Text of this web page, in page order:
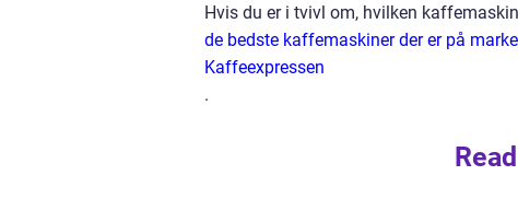
Hvis du er i tvivl om, hvilken
de bedste kaffemaskiner der er på
Kaffeexpressen
.